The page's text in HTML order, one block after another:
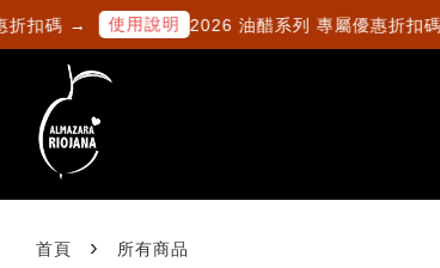
扣碼 → 使用說明 2026 油醋系列 專屬優惠折扣碼 →
首頁 › 所有商品